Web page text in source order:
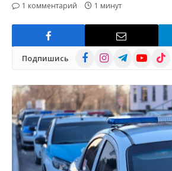
1 комментарий 1 минут
Подпишись FacebookInstagramTelegramYouTube
TikTok